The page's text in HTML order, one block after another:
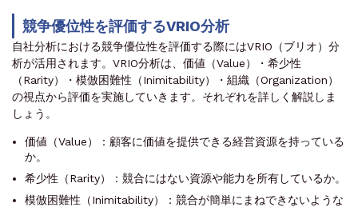
競争優位性を評価するVRIO分析
自社分析における競争優位性を評価する際にはVRIO（ブリオ）分
析が活用されます。VRIO分析は、価値（Value）・希少性
（Rarity）・模倣困難性（Inimitability）・組織（Organization）
の視点から評価を実施していきます。それぞれを詳しく解説しま
しょう。
価値（Value）：顧客に価値を提供できる経営資源を持っている
か。
希少性（Rarity）：競合にはない資源や能力を所有しているか。
模倣困難性（Inimitability）：競合が簡単にまねできないような